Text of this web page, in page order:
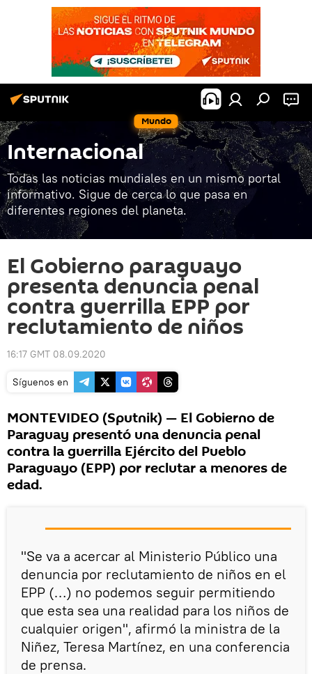
Mundo
Internacional
Todas las noticias mundiales en un mismo portal
informativo. Sigue de cerca lo que pasa en
diferentes regiones del planeta.
El Gobierno paraguayo
presenta denuncia penal
contra guerrilla EPP por
reclutamiento de niños
16:17 GMT 08.09.2020
Síguenos en
MONTEVIDEO (Sputnik) — El Gobierno de
Paraguay presentó una denuncia penal
contra la guerrilla Ejército del Pueblo
Paraguayo (EPP) por reclutar a menores de
edad.
"Se va a acercar al Ministerio Público una
denuncia por reclutamiento de niños en el
EPP (…) no podemos seguir permitiendo
que esta sea una realidad para los niños de
cualquier origen", afirmó la ministra de la
Niñez, Teresa Martínez, en una conferencia
de prensa.